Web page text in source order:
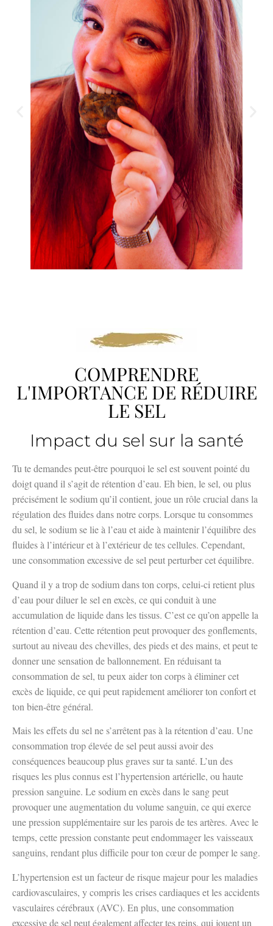
COMPRENDRE
L'IMPORTANCE DE RÉDUIRE
LE SEL
Impact du sel sur la santé
Tu te demandes peut-être pourquoi le sel est souvent pointé du
doigt quand il s’agit de rétention d’eau. Eh bien, le sel, ou plus
précisément le sodium qu’il contient, joue un rôle crucial dans la
régulation des fluides dans notre corps. Lorsque tu consommes
du sel, le sodium se lie à l’eau et aide à maintenir l’équilibre des
fluides à l’intérieur et à l’extérieur de tes cellules. Cependant,
une consommation excessive de sel peut perturber cet équilibre.
Quand il y a trop de sodium dans ton corps, celui-ci retient plus
d’eau pour diluer le sel en excès, ce qui conduit à une
accumulation de liquide dans les tissus. C’est ce qu’on appelle la
rétention d’eau. Cette rétention peut provoquer des gonflements,
surtout au niveau des chevilles, des pieds et des mains, et peut te
donner une sensation de ballonnement. En réduisant ta
consommation de sel, tu peux aider ton corps à éliminer cet
excès de liquide, ce qui peut rapidement améliorer ton confort et
ton bien-être général.
Mais les effets du sel ne s’arrêtent pas à la rétention d’eau. Une
consommation trop élevée de sel peut aussi avoir des
conséquences beaucoup plus graves sur ta santé. L’un des
risques les plus connus est l’hypertension artérielle, ou haute
pression sanguine. Le sodium en excès dans le sang peut
provoquer une augmentation du volume sanguin, ce qui exerce
une pression supplémentaire sur les parois de tes artères. Avec le
temps, cette pression constante peut endommager les vaisseaux
sanguins, rendant plus difficile pour ton cœur de pomper le sang.
L’hypertension est un facteur de risque majeur pour les maladies
cardiovasculaires, y compris les crises cardiaques et les accidents
vasculaires cérébraux (AVC). En plus, une consommation
excessive de sel peut également affecter tes reins, qui jouent un